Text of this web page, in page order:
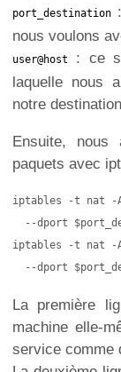
port_destination
nous voulons
user@host
: ce
laquelle nous
notre
Ensuite, nous
paquets avec
iptables -t nat -A
--dport
iptables -t nat -A
--dport
La première
machine elle-
service comme